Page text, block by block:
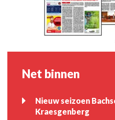
Net binnen
Nieuw seizoen
Kraesgenberg